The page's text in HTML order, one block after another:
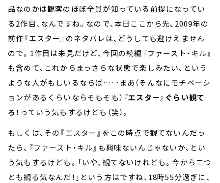
品なのかは観客のほぼ全員が知っている前提になってい
る2作目、なんですね。なので、本日ここから先、2009年の
前作『エスター』のネタバレは、どうしても避けえません
ので。1作目は未見だけど、今回の続編『ファースト・キル』
も含めて、これからまっさらな状態で楽しみたい、という
ような人がもしいるならば……まあ（そんなにモチベーシ
ョンがあるくらいならそもそも） 『エスター』ぐらい観て
ろ！ っていう気もするけども（笑）。
もしくは、その『エスター』をこの時点で観てないんだっ
たら、『ファースト・キル』も興味ないんじゃないか、とい
う気もするけども。「いや、観てないけれども。今から二つ
とも観る気なんだ！」という方はですね、18時55分過ぎに、